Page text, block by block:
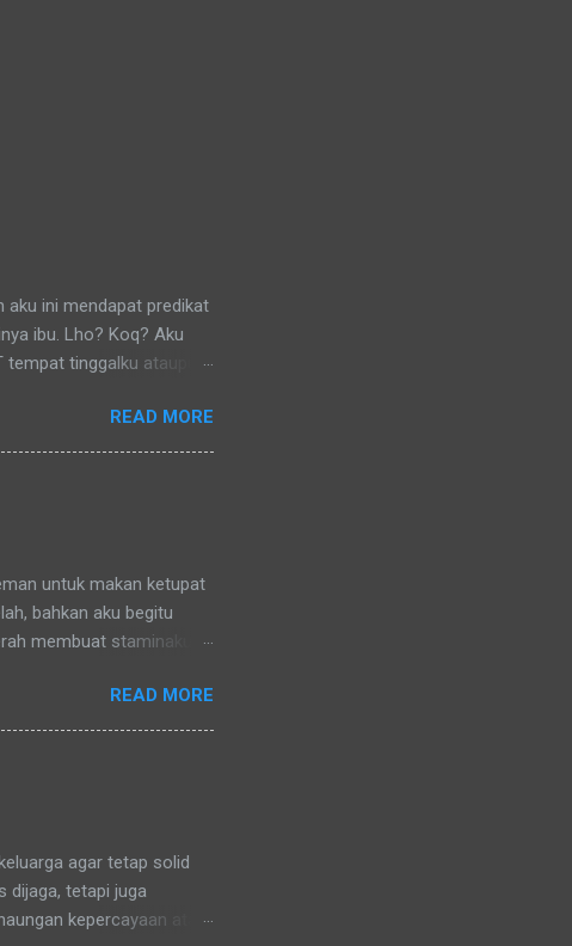
aku ini mendapat predikat
ibu. Lho? Koq? Aku
tempat tinggalku ataupun
pun memanggilku
denganku
dengan
READ MORE
untuk makan ketupat
bahkan aku begitu
membuat staminaku
READ MORE
agar tetap solid
dijaga, tetapi juga
kepercayaan atau